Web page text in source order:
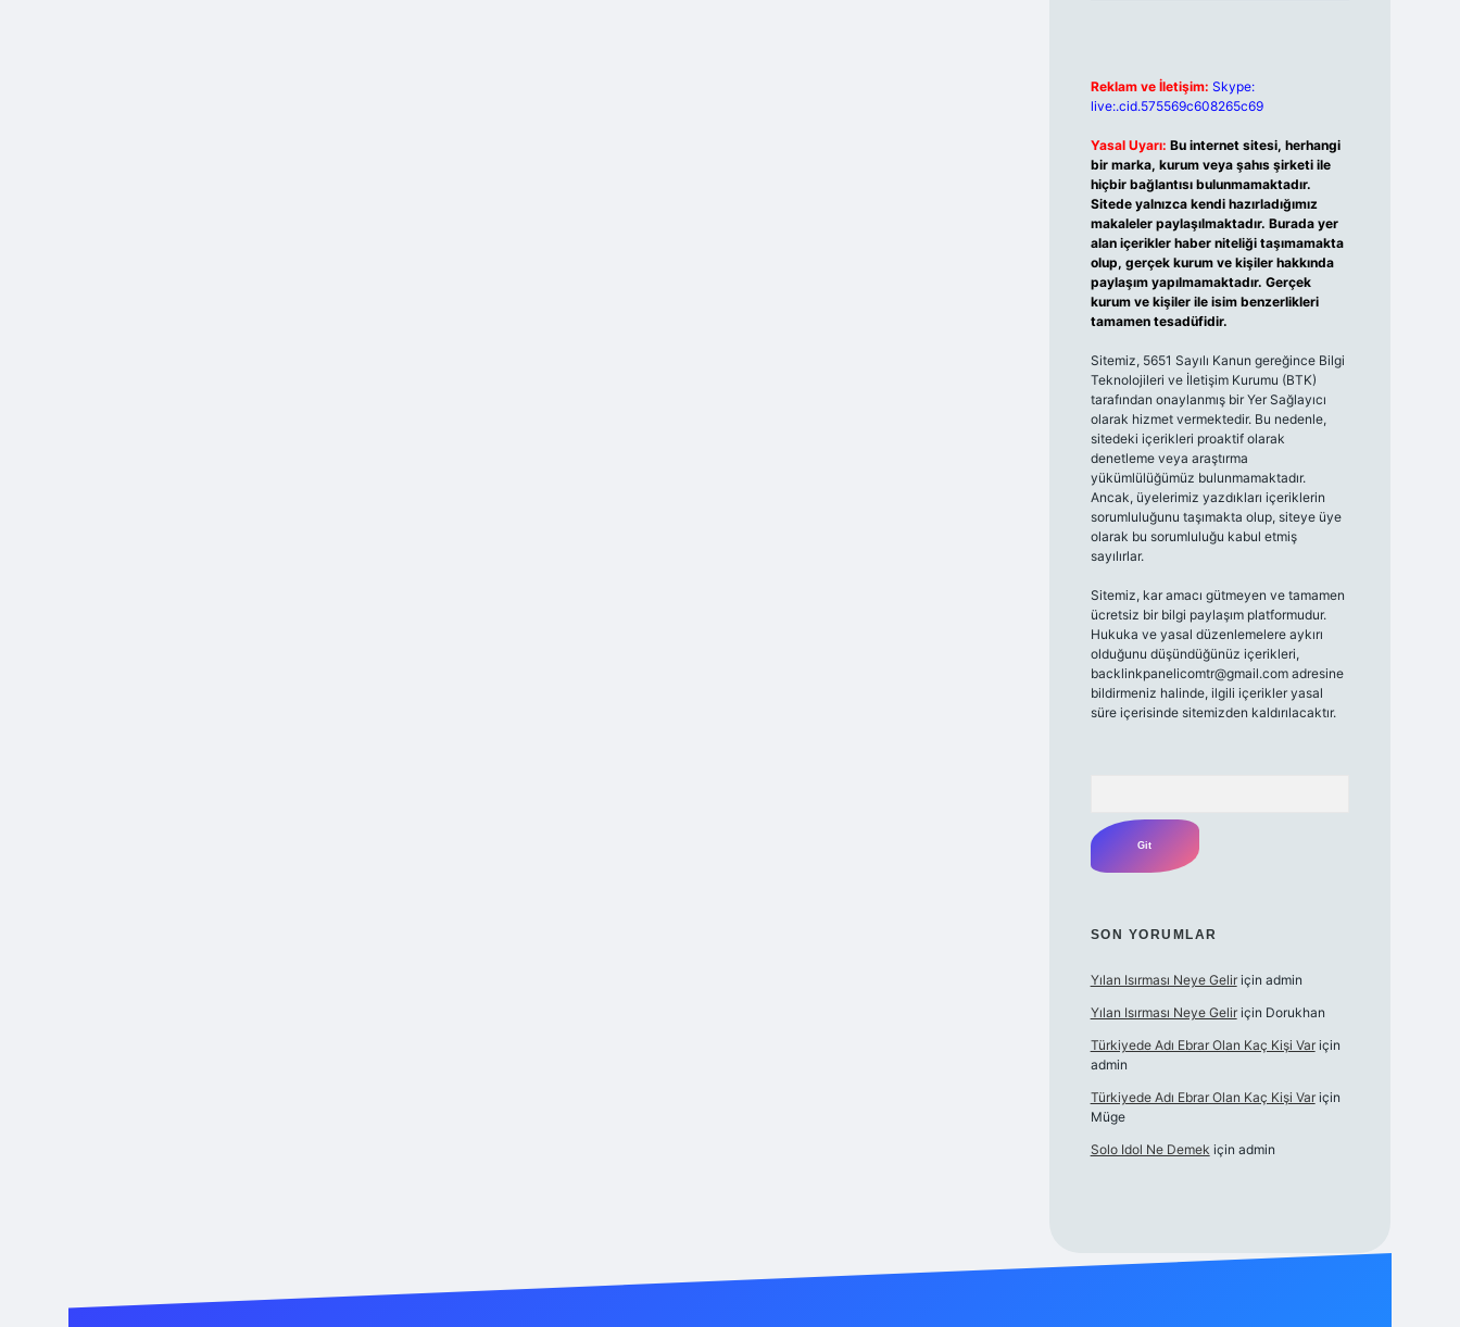
Reklam ve İletişim: Skype:
live:.cid.575569c608265c69
Yasal Uyarı: Bu internet sitesi, herhangi
bir marka, kurum veya şahıs şirketi ile
hiçbir bağlantısı bulunmamaktadır.
Sitede yalnızca kendi hazırladığımız
makaleler paylaşılmaktadır. Burada yer
alan içerikler haber niteliği taşımamakta
olup, gerçek kurum ve kişiler hakkında
paylaşım yapılmamaktadır. Gerçek
kurum ve kişiler ile isim benzerlikleri
tamamen tesadüfidir.
Sitemiz, 5651 Sayılı Kanun gereğince Bilgi
Teknolojileri ve İletişim Kurumu (BTK)
tarafından onaylanmış bir Yer Sağlayıcı
olarak hizmet vermektedir. Bu nedenle,
sitedeki içerikleri proaktif olarak
denetleme veya araştırma
yükümlülüğümüz bulunmamaktadır.
Ancak, üyelerimiz yazdıkları içeriklerin
sorumluluğunu taşımakta olup, siteye üye
olarak bu sorumluluğu kabul etmiş
sayılırlar.
Sitemiz, kar amacı gütmeyen ve tamamen
ücretsiz bir bilgi paylaşım platformudur.
Hukuka ve yasal düzenlemelere aykırı
olduğunu düşündüğünüz içerikleri,
backlinkpanelicomtr@gmail.comadresine
bildirmeniz halinde, ilgili içerikler yasal
süre içerisinde sitemizden kaldırılacaktır.
SON YORUMLAR
Yılan Isırması Neye Geliriçin admin
Yılan Isırması Neye Geliriçin Dorukhan
Türkiyede Adı Ebrar Olan Kaç Kişi Variçin
admin
Türkiyede Adı Ebrar Olan Kaç Kişi Variçin
Müge
Solo Idol Ne Demek için admin